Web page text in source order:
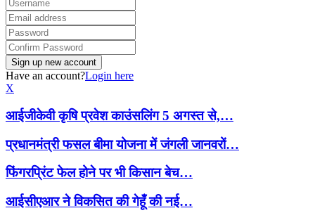
Have an account?Login here
X
आईजीकेवी कृषि प्रवेश काउंसलिंग 5 अगस्त से,…
प्रधानमंत्री फसल बीमा योजना में जंगली जानवरों…
फिंगरप्रिंट फेल होने पर भी किसान बेच…
आईसीएआर ने विकसित की गेहूँ की नई…